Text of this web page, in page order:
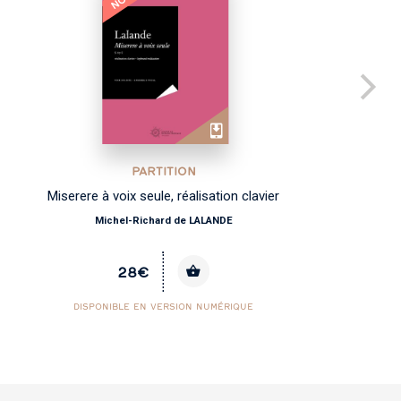
PARTITION
Miserere à voix seule, réalisation clavier
Michel-Richard de LALANDE
28€
DISPONIBLE EN VERSION NUMÉRIQUE